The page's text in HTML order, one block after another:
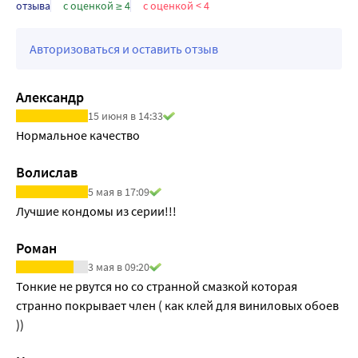
ВНИМАНИЕ: не используйте презерватив, если
В случае если индивидуальная упаковка повреждена,
неповрежденной упаковки.
Проверьте срок годности презерватива перед
использованием.
отзыва с оценкой ≥ 4 с оценкой < 4
Авторизоваться и оставить отзыв
Александр
15 июня в 14:33
Нормальное качество
Волислав
5 мая в 17:09
Лучшие кондомы из серии!!!
Роман
3 мая в 09:20
Тонкие не рвутся но со странной смазкой которая
странно покрывает член ( как клей для виниловых обоев
))